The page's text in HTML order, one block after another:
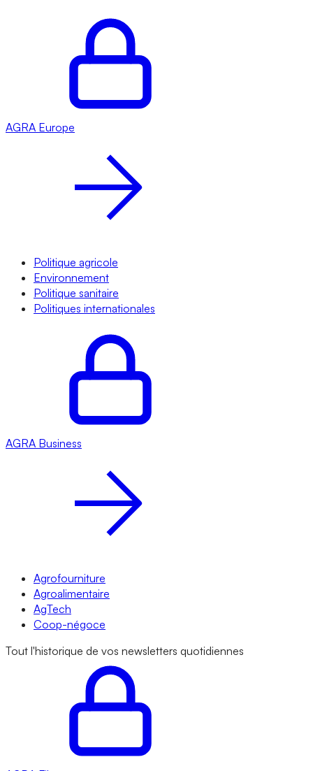
AGRA Europe
Politique agricole
Environnement
Politique sanitaire
Politiques internationales
AGRA Business
Agrofourniture
Agroalimentaire
AgTech
Coop-négoce
Tout l'historique de vos newsletters quotidiennes